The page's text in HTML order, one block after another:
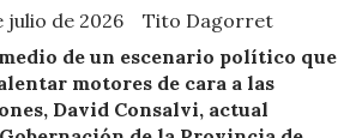
Tito Dagorret
julio de 2026
de un escenario político que
motores de cara a las
David Consalvi, actual